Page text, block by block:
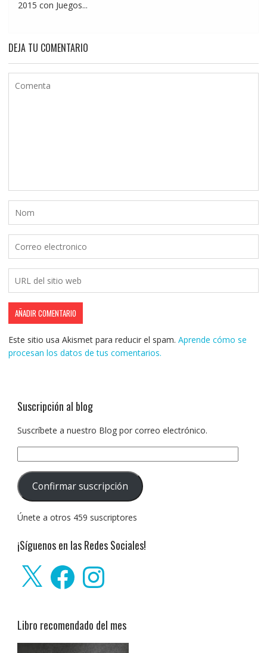
2015 con Juegos...
DEJA TU COMENTARIO
Este sitio usa Akismet para reducir el spam. Aprende cómo se
procesan los datos de tus comentarios.
Suscripción al blog
Suscríbete a nuestro Blog por correo electrónico.
de
correo
electrónico:
Confirmar suscripción
Únete a otros 459 suscriptores
¡Síguenos en las Redes Sociales!
FacebookInstagram
Libro recomendado del mes